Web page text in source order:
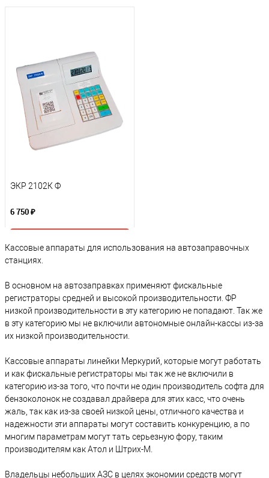
ЭКР 2102К Ф
6 750 ₽
В корзину
К сравнению
В избранное
Под заказ
Кассовые аппараты для использования на автозаправочных
станциях.
В основном на автозаправках применяют фискальные
регистраторы средней и высокой производительности. ФР
низкой производительности в эту категорию не попадают. Так же
в эту категорию мы не включили автономные онлайн-кассы из-за
их низкой производительности.
Кассовые аппараты линейки Меркурий, которые могут работать
и как фискальные регистраторы мы так же не включили в
категорию из-за того, что почти не один производитель софта для
бензоколонок не создавал драйвера для этих касс, что очень
жаль, так как из-за своей низкой цены, отличного качества и
надежности эти аппараты могут составить конкуренцию, а по
многим параметрам могут тать серьезную фору, таким
производителям как Атол и Штрих-М.
Владельцы небольших АЗС в целях экономии средств могут